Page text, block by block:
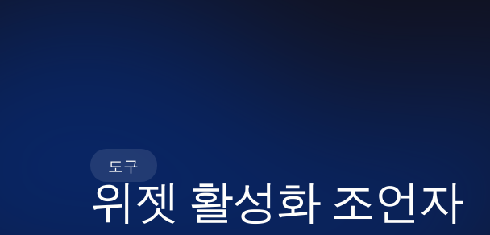
도구
위젯 활성화 조언자